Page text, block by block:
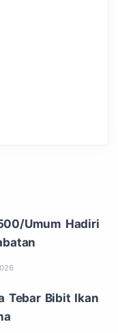
Umum Hadiri
Tebar Bibit Ikan